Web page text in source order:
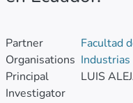
Partner
Organisations
Facultad
Industrias
Principal
Investigator
LUIS